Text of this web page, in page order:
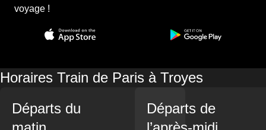
voyage !
Horaires Train de Paris à Troyes
Départs du
Départs de